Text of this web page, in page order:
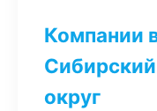
Компании
округ